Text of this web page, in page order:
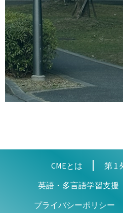
CMEとは
第 1
英語・多言語学習支援
プライバシーポリシー